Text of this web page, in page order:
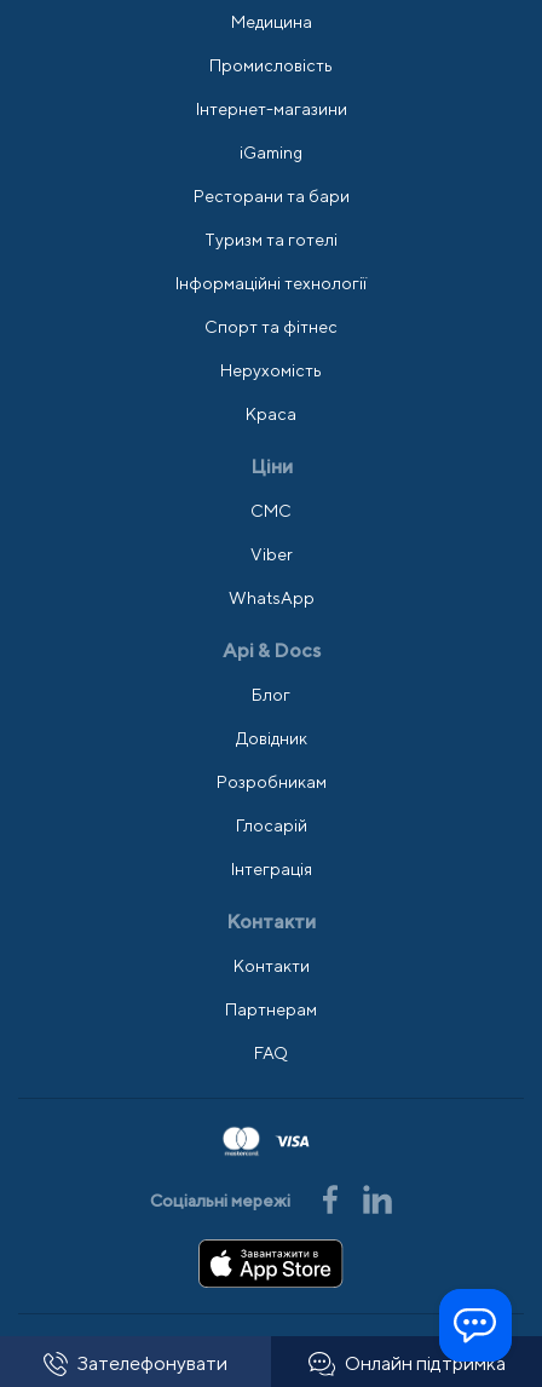
Зателефонувати Онлайн підтримка
Медицина
Промисловість
Інтернет-магазини
iGaming
Ресторани та бари
Туризм та готелі
Інформаційні технології
Спорт та фітнес
Нерухомість
Краса
Ціни
СМС
Viber
WhatsApp
Api & Docs
Блог
Довідник
Розробникам
Глосарій
Інтеграція
Контакти
Контакти
Партнерам
FAQ
Соціальні мережі
© 2008-2026 АльфаSMS Усі права захищено